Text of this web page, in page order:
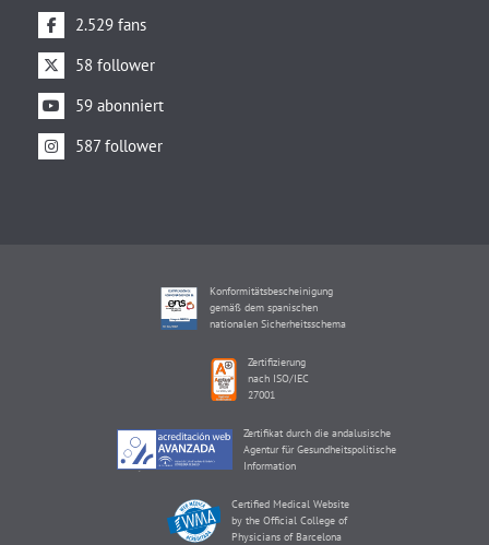
2.529 fans
58 follower
59 abonniert
587 follower
Konformitätsbescheinigung
gemäß dem spanischen
nationalen Sicherheitsschema
Zertifizierung
nach ISO/IEC
27001
Zertifikat durch die andalusische
Agentur für Gesundheitspolitische
Information
Certified Medical Website
by the Official College of
Physicians of Barcelona